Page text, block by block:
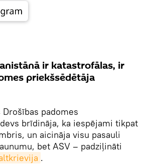
ir katastrofālas, ir
priekšsēdētāja
padomes
brīdināja, ka iespējami tikpat
un aicināja visu pasauli
bet ASV – padziļināti
.